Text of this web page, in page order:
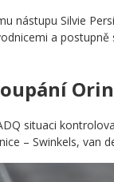
nástupu Silvie
a
situaci
– Swinkels, van